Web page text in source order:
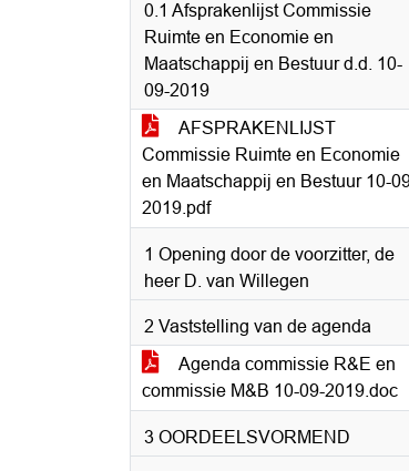
0.1 Afsprakenlijst Commissie
Ruimte en Economie en
Maatschappij en Bestuur d.d. 10-
09-2019
AFSPRAKENLIJST
Commissie Ruimte en Economie
en Maatschappij en Bestuur 10-
2019.pdf
1 Opening door de voorzitter, de
heer D. van Willegen
2 Vaststelling van de agenda
Agenda commissie R&E en
commissie M&B 10-09-2019.doc
3 OORDEELSVORMEND